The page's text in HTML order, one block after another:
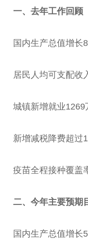
一、去年工作回顾
国内生产总值增长
居民人均可支配收
城镇新增就业1269
新增减税降费超过1
疫苗全程接种覆盖
二、今年主要预期
国内生产总值增长